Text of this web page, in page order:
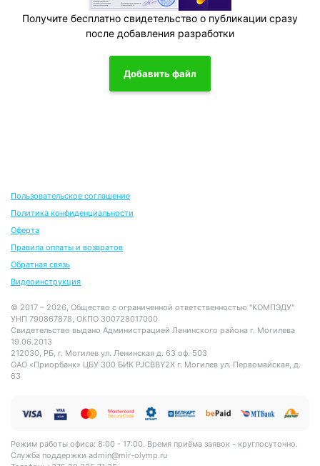
Получите бесплатно свидетельство о публикации сразу
после добавления разработки
Добавить файл
Пользовательское соглашение
Политика конфиденциальности
Оферта
Правила оплаты и возвратов
Обратная связь
Видеоинструкция
© 2017 – 2026, Общество с ограниченной ответственностью "КОМПЭДУ"
УНП 790867878, ОКПО 300728017000
Свидетельство выдано Администрацией Ленинского района г. Могилева
19.06.2013
212030, РБ, г. Могилев ул. Ленинская д. 63 оф. 503
ОАО «Приорбанк» ЦБУ 300 БИК PJCBBY2X г. Могилев ул. Первомайская, д.
63
Режим работы офиса: 8:00 - 17:00. Время приёма заявок - круглосуточно.
Служба поддержки admin@mir-olymp.ru